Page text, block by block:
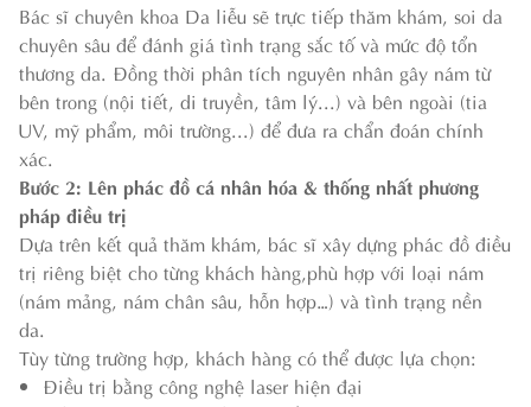
Bác sĩ chuyên khoa Da liễu sẽ trực tiếp thăm khám, soi da
chuyên sâu để đánh giá tình trạng sắc tố và mức độ tổn
thương da. Đồng thời phân tích nguyên nhân gây nám từ
bên trong (nội tiết, di truyền, tâm lý...) và bên ngoài (tia
UV, mỹ phẩm, môi trường...) để đưa ra chẩn đoán chính
xác.
Bước 2: Lên phác đồ cá nhân hóa & thống nhất phương
pháp điều trị
Dựa trên kết quả thăm khám, bác sĩ xây dựng phác đồ điều
trị riêng biệt cho từng khách hàng,phù hợp với loại nám
(nám mảng, nám chân sâu, hỗn hợp…) và tình trạng nền
da.
Tùy từng trường hợp, khách hàng có thể được lựa chọn:
Điều trị bằng công nghệ laser hiện đại